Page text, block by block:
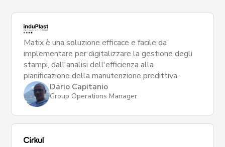
Matix è una soluzione efficace e facile da
implementare per digitalizzare la gestione degli
stampi, dall'analisi dell'efficienza alla
pianificazione della manutenzione predittiva.
Dario Capitanio
Group Operations Manager